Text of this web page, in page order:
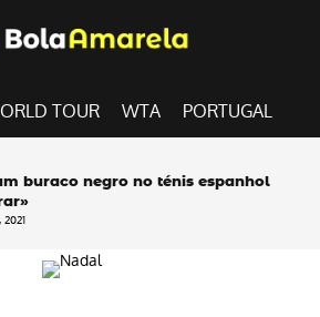
TOUR WTA PORTUGAL
buraco negro no ténis espanhol